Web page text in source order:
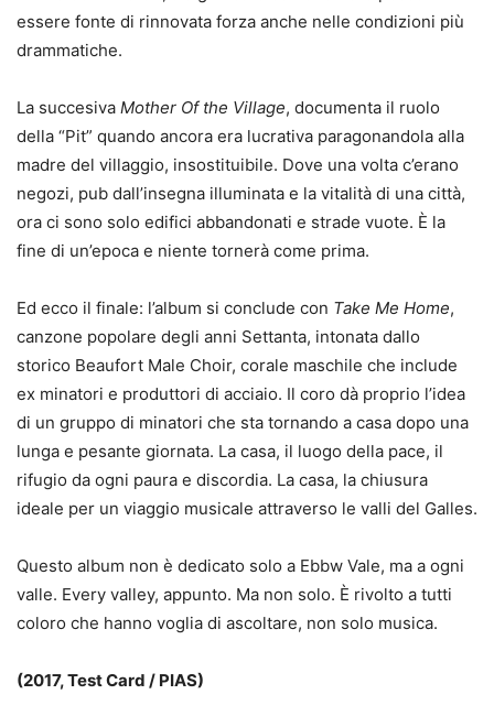
essere fonte di rinnovata forza anche nelle condizioni più
drammatiche.
La succesiva Mother Of the Village, documenta il ruolo
della “Pit” quando ancora era lucrativa paragonandola alla
madre del villaggio, insostituibile. Dove una volta c’erano
negozi, pub dall’insegna illuminata e la vitalità di una città,
ora ci sono solo edifici abbandonati e strade vuote. È la
fine di un’epoca e niente tornerà come prima.
Ed ecco il finale: l’album si conclude con Take Me Home,
canzone popolare degli anni Settanta, intonata dallo
storico Beaufort Male Choir, corale maschile che include
ex minatori e produttori di acciaio. Il coro dà proprio l’idea
di un gruppo di minatori che sta tornando a casa dopo una
lunga e pesante giornata. La casa, il luogo della pace, il
rifugio da ogni paura e discordia. La casa, la chiusura
ideale per un viaggio musicale attraverso le valli del Galles.
Questo album non è dedicato solo a Ebbw Vale, ma a ogni
valle. Every valley, appunto. Ma non solo. È rivolto a tutti
coloro che hanno voglia di ascoltare, non solo musica.
(2017, Test Card / PIAS)